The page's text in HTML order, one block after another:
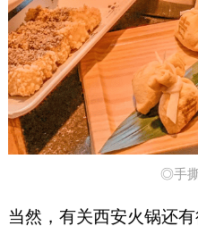
◎手
当然，有关西安火锅还